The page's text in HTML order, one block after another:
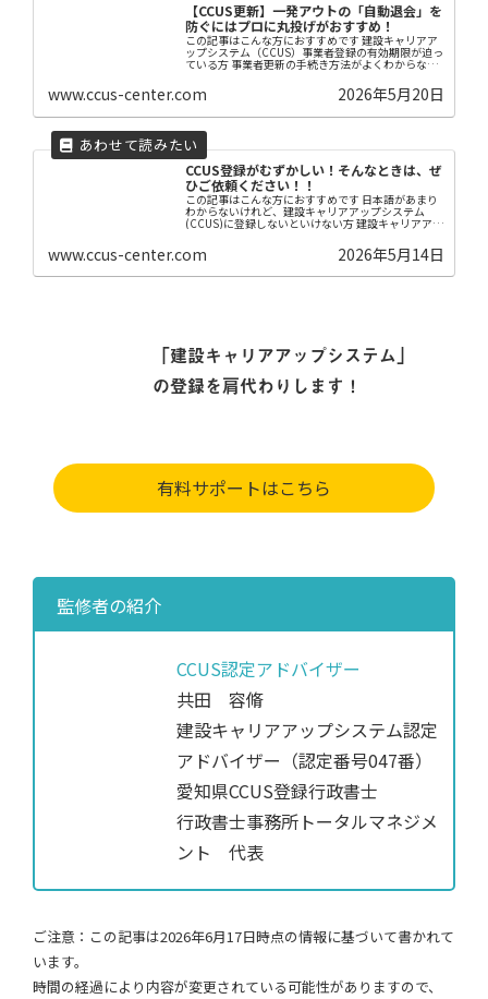
【CCUS更新】一発アウトの「自動退会」を
防ぐにはプロに丸投げがおすすめ！
この記事はこんな方におすすめです 建設キャリアア
ップシステム（CCUS）事業者登録の有効期限が迫っ
ている方 事業者更新の手続き方法がよくわからない
じめに】 CCUS事業者登録は5年で有効期限...
www.ccus-center.com 2026年5月20日
CCUS登録がむずかしい！そんなときは、ぜ
ひご依頼ください！！
この記事はこんな方におすすめです 日本語があまり
わからないけれど、建設キャリアアップシステム
(CCUS)に登録しないといけない方 建設キャリアアッ
ど、マニュアルが難しくてなかなか進まない方...
www.ccus-center.com 2026年5月14日
「建設キャリアアップシステム」
の登録を肩代わりします！
有料サポートはこちら
監修者の紹介
CCUS認定アドバイザー
共田 容脩
建設キャリアアップシステム認定
アドバイザー（認定番号047番）
愛知県CCUS登録行政書士
行政書士事務所トータルマネジメ
ント 代表
ご注意：この記事は2026年6月17日時点の情報に基づいて書かれて
います。
時間の経過により内容が変更されている可能性がありますので、